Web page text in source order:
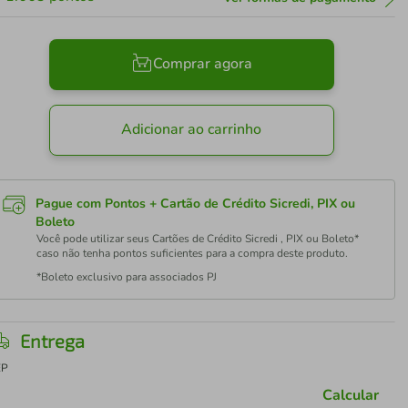
Comprar agora
Adicionar ao carrinho
Pague com Pontos + Cartão de Crédito Sicredi, PIX ou
Boleto
Você pode utilizar seus Cartões de Crédito Sicredi , PIX ou Boleto*
caso não tenha pontos suficientes para a compra deste produto.
*Boleto exclusivo para associados PJ
Entrega
Calcular